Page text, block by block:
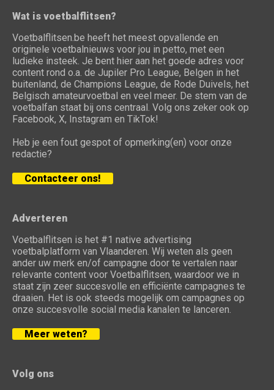
Wat is voetbalflitsen?
Voetbalflitsen.be heeft het meest opvallende en
originele voetbalnieuws voor jou in petto, met een
ludieke insteek. Je bent hier aan het goede adres voor
content rond o.a. de Jupiler Pro League, Belgen in het
buitenland, de Champions League, de Rode Duivels, het
Belgisch amateurvoetbal en veel meer. De stem van de
voetbalfan staat bij ons centraal. Volg ons zeker ook op
Facebook, X, Instagram en TikTok!
Heb je een fout gespot of opmerking(en) voor onze
redactie?
Contacteer ons!
Adverteren
Voetbalflitsen is het #1 native advertising
voetbalplatform van Vlaanderen. Wij weten als geen
ander uw merk en/of campagne door te vertalen naar
relevante content voor Voetbalflitsen, waardoor we in
staat zijn zeer succesvolle en efficiënte campagnes te
draaien. Het is ook steeds mogelijk om campagnes op
onze succesvolle social media kanalen te lanceren.
Meer weten?
Volg ons